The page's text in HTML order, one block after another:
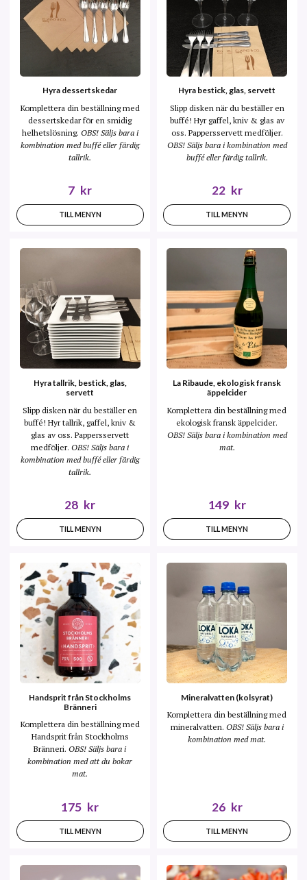
Hyra dessertskedar
Komplettera din beställning med
dessertskedar för en smidig
helhetslösning. OBS! Säljs bara i
kombination med buffé eller färdig
tallrik.
7 kr
TILL MENYN
Hyra bestick, glas, servett
Slipp disken när du beställer en
buffé! Hyr gaffel, kniv & glas av
oss. Pappersservett medföljer.
OBS! Säljs bara i kombination med
buffé eller färdig tallrik.
22 kr
TILL MENYN
Hyra tallrik, bestick, glas,
servett
Slipp disken när du beställer en
buffé! Hyr tallrik, gaffel, kniv &
glas av oss. Pappersservett
medföljer.OBS! Säljs bara i
kombination med buffé eller färdig
tallrik.
28 kr
TILL MENYN
La Ribaude, ekologisk fransk
äppelcider
Komplettera din beställning med
ekologisk fransk äppelcider.
OBS! Säljs bara i kombination med
mat.
149 kr
TILL MENYN
Handsprit från Stockholms
Bränneri
Komplettera din beställning med
Handsprit från Stockholms
Bränneri.OBS! Säljs bara i
kombination med att du bokar
mat.
175 kr
TILL MENYN
Mineralvatten (kolsyrat)
Komplettera din beställning med
mineralvatten. OBS! Säljs bara i
kombination med mat.
26 kr
TILL MENYN